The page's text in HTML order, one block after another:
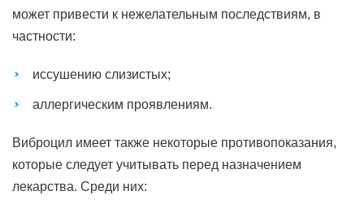
может привести к нежелательным последствиям, в
частности:
иссушению слизистых;
аллергическим проявлениям.
Виброцил имеет также некоторые противопоказания,
которые следует учитывать перед назначением
лекарства. Среди них: